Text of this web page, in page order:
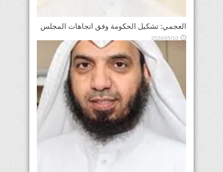
العجمي: تشكيل الحكومة وفق اتجاهات المجلس
2024/05/10